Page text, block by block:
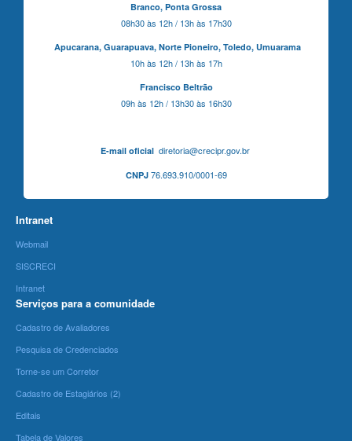
Branco, Ponta Grossa
08h30 às 12h / 13h às 17h30
Apucarana, Guarapuava, Norte Pioneiro, Toledo, Umuarama
10h às 12h / 13h às 17h
Francisco Beltrão
09h às 12h / 13h30 às 16h30
E-mail oficialdiretoria@crecipr.gov.br
CNPJ76.693.910/0001-69
Intranet
Webmail
SISCRECI
Intranet
Serviços para a comunidade
Cadastro de Avaliadores
Pesquisa de Credenciados
Torne-se um Corretor
Cadastro de Estagiários (2)
Editais
Tabela de Valores